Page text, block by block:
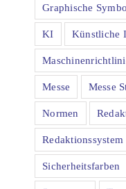
Graphische
KI Künstliche
Messe Messe
Normen
Sicherheitsfarben